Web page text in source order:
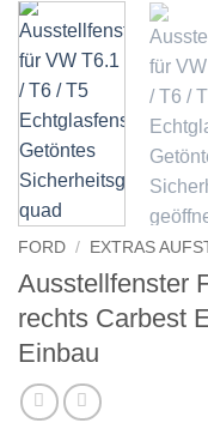
FORD / EXTRAS
Ausstellfenster
rechts Carbest
Einbau